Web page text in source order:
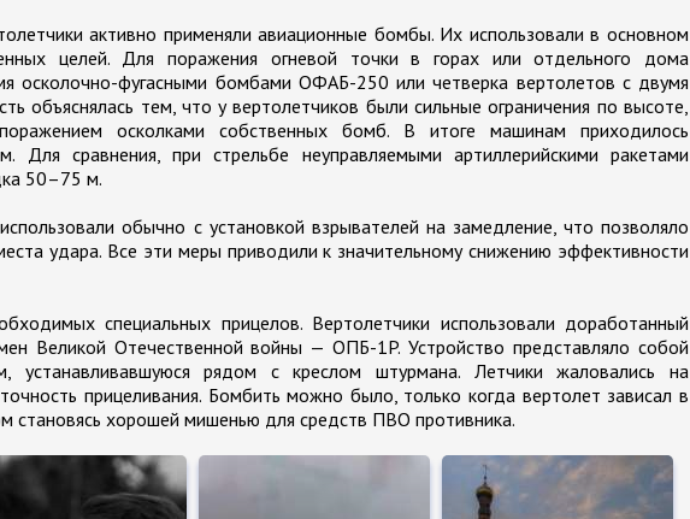
активно применяли авиационные бомбы. Их использовали в основном
целей. Для поражения огневой точки в горах или отдельного дома
осколочно-фугасными бомбами ОФАБ-250 или четверка вертолетов с двумя
объяснялась тем, что у вертолетчиков были сильные ограничения по высоте,
осколками собственных бомб. В итоге машинам приходилось
сравнения, при стрельбе неуправляемыми артиллерийскими ракетами
50–75 м.
обычно с установкой взрывателей на замедление, что позволяло
удара. Все эти меры приводили к значительному снижению эффективности
специальных прицелов. Вертолетчики использовали доработанный
Великой Отечественной войны — ОПБ-1P. Устройство представляло собой
устанавливавшуюся рядом с креслом штурмана. Летчики жаловались на
прицеливания. Бомбить можно было, только когда вертолет зависал в
становясь хорошей мишенью для средств ПВО противника.